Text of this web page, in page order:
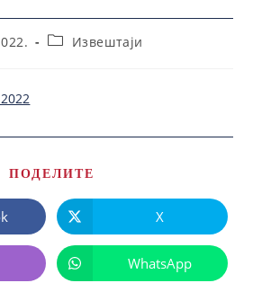
Извештаји
ПОДЕЛИТЕ
X
WhatsApp